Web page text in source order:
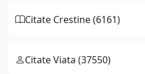
Citate Crestine (6161)
Citate Viata (37550)